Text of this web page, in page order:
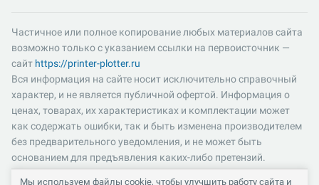
Частичное или полное копирование любых материалов сайта
возможно только с указанием ссылки на первоисточник —
сайт https://printer-plotter.ru
Вся информация на сайте носит исключительно справочный
характер, и не является публичной офертой. Информация о
ценах, товарах, их характеристиках и комплектации может
как содержать ошибки, так и быть изменена производителем
без предварительного уведомления, и не может быть
основанием для предъявления каких-либо претензий.
Пожалуйста, уточняйте существенные для вас характеристики
Мы используем файлы cookie, чтобы улучшить работу сайта и